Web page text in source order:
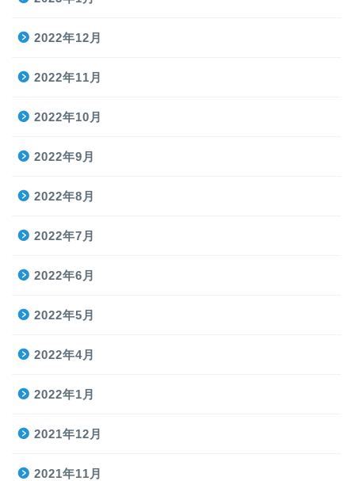
2022年12月
2022年11月
2022年10月
2022年9月
2022年8月
2022年7月
2022年6月
2022年5月
2022年4月
2022年1月
2021年12月
2021年11月